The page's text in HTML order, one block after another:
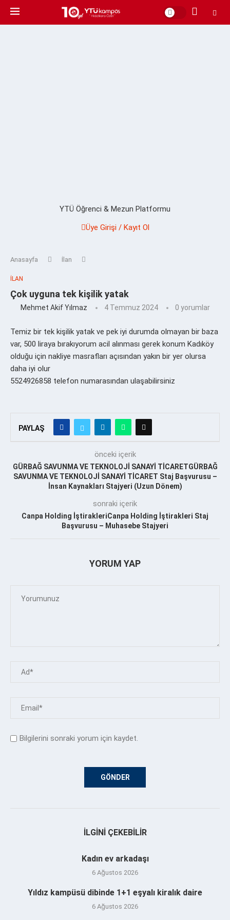
YTÜ Öğrenci & Mezun Platformu
Üye Girişi / Kayıt Ol
Anasayfa İlan
İLAN
Çok uyguna tek kişilik yatak
Mehmet Akif Yılmaz 4 Temmuz 2024 0 yorumlar
Temiz bir tek kişilik yatak ve pek iyi durumda olmayan bir baza
var, 500 liraya bırakıyorum acil alınması gerek konum Kadıköy
olduğu için nakliye masrafları açısından yakın bir yer olursa
daha iyi olur
5524926858 telefon numarasından ulaşabilirsiniz
PAYLAŞ
önceki içerik
GÜRBAĞ SAVUNMA VE TEKNOLOJİ SANAYİ TİCARETGÜRBAĞ
SAVUNMA VE TEKNOLOJİ SANAYİ TİCARET Staj Başvurusu –
İnsan Kaynakları Stajyeri (Uzun Dönem)
sonraki içerik
Canpa Holding İştirakleriCanpa Holding İştirakleri Staj
Başvurusu – Muhasebe Stajyeri
YORUM YAP
Bilgilerini sonraki yorum için kaydet.
İLGINI ÇEKEBILIR
Kadın ev arkadaşı
6 Ağustos 2026
Yıldız kampüsü dibinde 1+1 eşyalı kiralık daire
6 Ağustos 2026